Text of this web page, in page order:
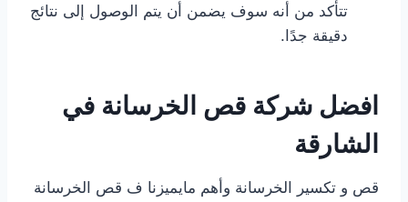
تتأكد من أنه سوف يضمن أن يتم الوصول إلى نتائج
دقيقة جدًا.
افضل شركة قص الخرسانة في
الشارقة
قص و تكسير الخرسانة وأهم مايميزنا ف قص الخرسانة